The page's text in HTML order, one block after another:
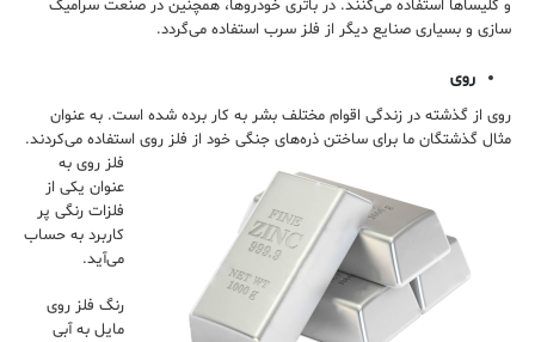
و کلیساها استفاده می‌کنند. در باتری خودروها، همچنین در صنعت سرامیک
سازی و بسیاری صنایع دیگر از فلز سرب استفاده می‌گردد.
روی
روی از گذشته در زندگی اقوام مختلف بشر به کار برده شده است. به عنوان
مثال گذشتگان ما برای ساختن ذره‌های جنگی خود از فلز روی استفاده می‌کردند.
فلز روی به
عنوان یکی از
فلزات رنگی پر
کاربرد به حساب
می‌آید.
رنگ فلز روی
مایل به آبی